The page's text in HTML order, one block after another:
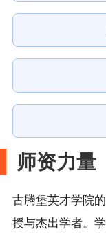
师资力量
古腾堡英才学院
授与杰出学者。